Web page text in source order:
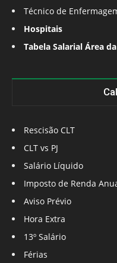
Técnico de
Hospitais
Tabela Salarial Área
Rescisão CLT
CLT vs PJ
Salário Líquido
Imposto de Renda
Aviso Prévio
Hora Extra
13º Salário
Férias